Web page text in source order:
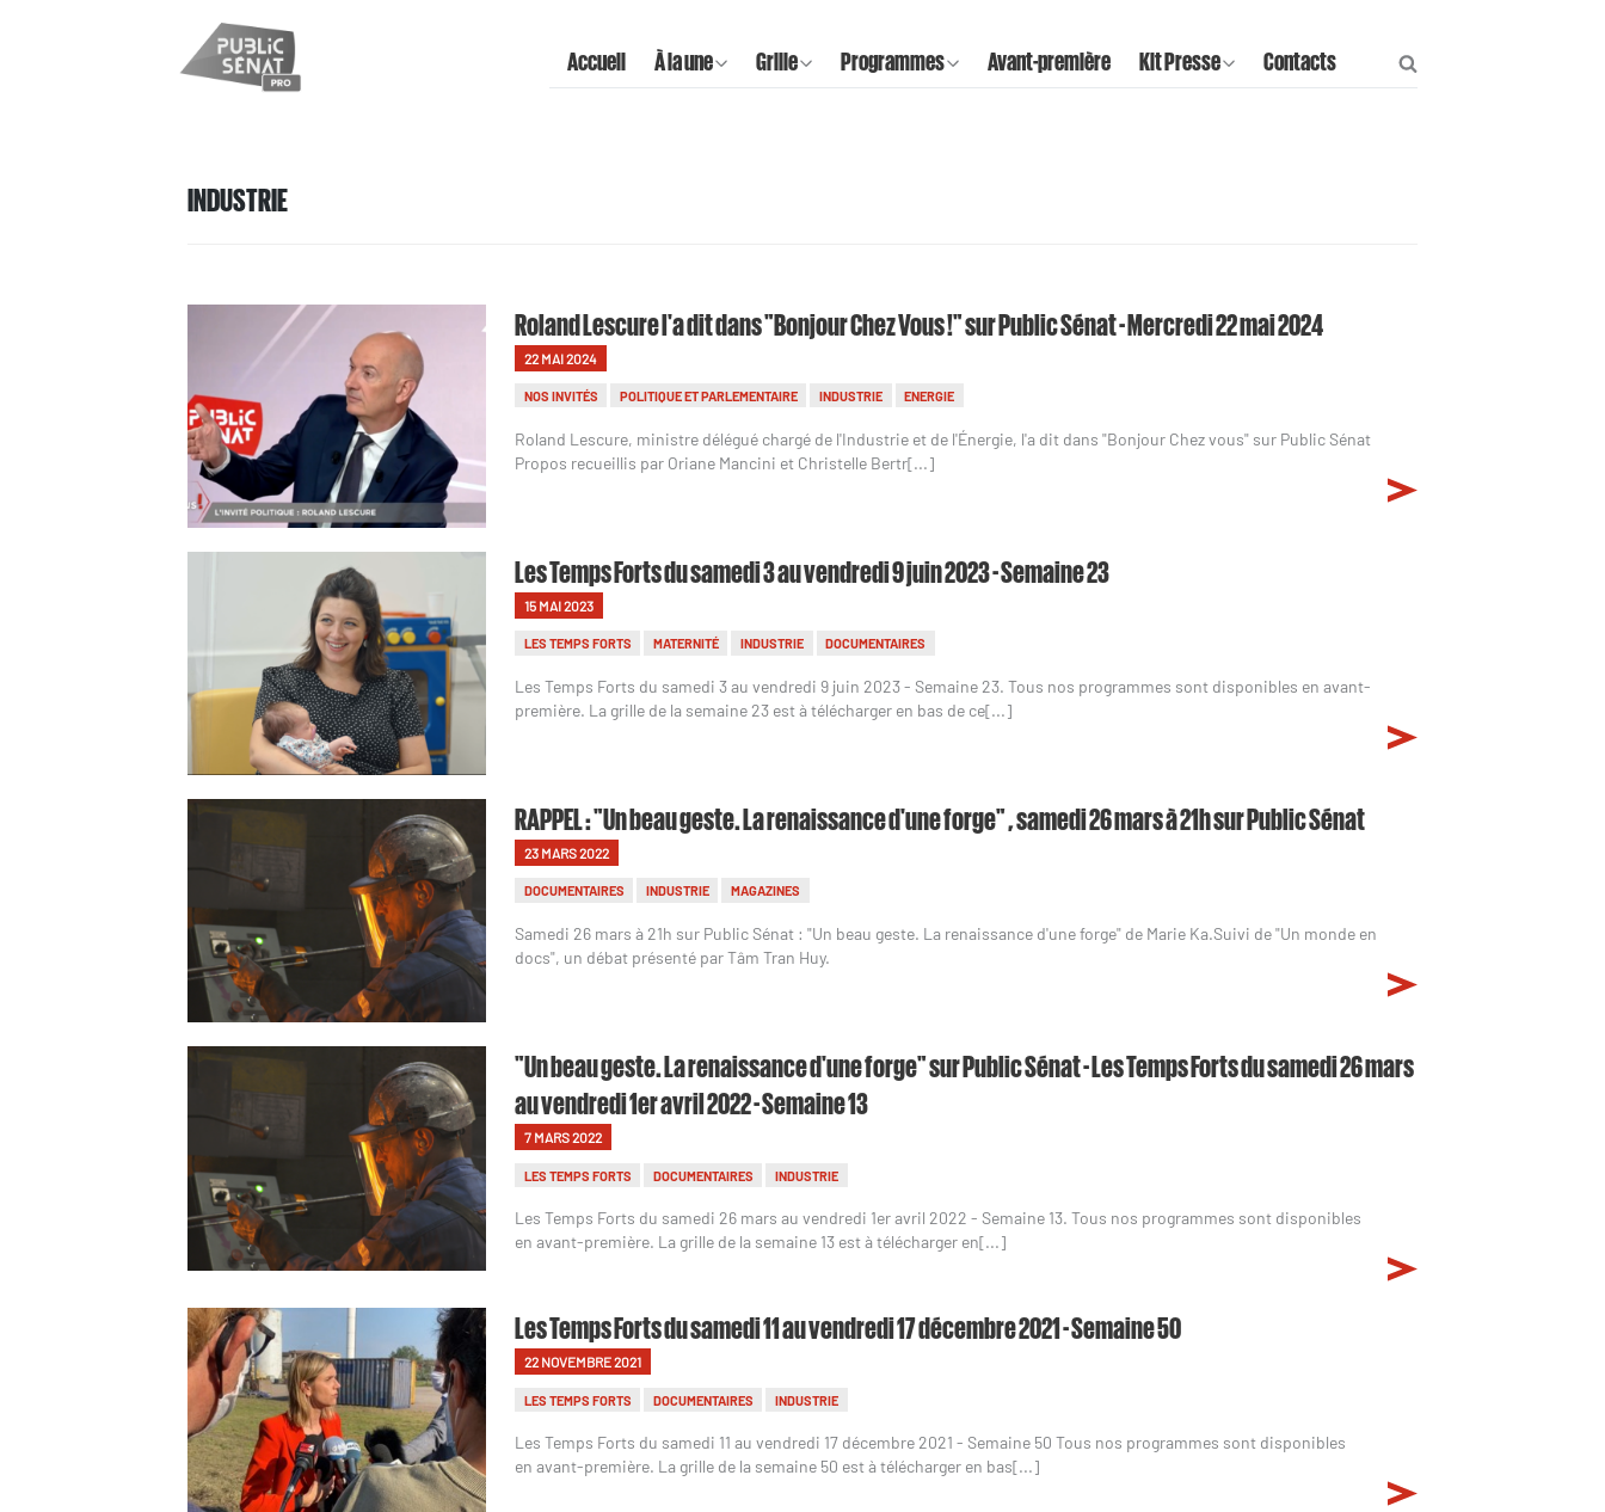
Accueil À la une Grille Programmes Avant-première Kit Presse Contacts
INDUSTRIE
Roland Lescure l'a dit dans "Bonjour Chez Vous !" sur Public Sénat - Mercredi 22 mai 2024
22 MAI 2024
NOS INVITÉS POLITIQUE ET PARLEMENTAIRE INDUSTRIE ENERGIE
Roland Lescure, ministre délégué chargé de l'Industrie et de l'Énergie, l'a dit dans "Bonjour Chez vous" sur Public Sénat
Propos recueillis par Oriane Mancini et Christelle Bertr[...]
Les Temps Forts du samedi 3 au vendredi 9 juin 2023 - Semaine 23
15 MAI 2023
LES TEMPS FORTS MATERNITÉ INDUSTRIE DOCUMENTAIRES
Les Temps Forts du samedi 3 au vendredi 9 juin 2023 - Semaine 23. Tous nos programmes sont disponibles en avant-
première. La grille de la semaine 23 est à télécharger en bas de ce[...]
RAPPEL : "Un beau geste. La renaissance d'une forge" , samedi 26 mars à 21h sur Public Sénat
23 MARS 2022
DOCUMENTAIRES INDUSTRIE MAGAZINES
Samedi 26 mars à 21h sur Public Sénat : "Un beau geste. La renaissance d'une forge" de Marie Ka.Suivi de "Un monde en
docs", un débat présenté par Tâm Tran Huy.
"Un beau geste. La renaissance d'une forge" sur Public Sénat - Les Temps Forts du samedi 26 mars
au vendredi 1er avril 2022 - Semaine 13
7 MARS 2022
LES TEMPS FORTS DOCUMENTAIRES INDUSTRIE
Les Temps Forts du samedi 26 mars au vendredi 1er avril 2022 - Semaine 13. Tous nos programmes sont disponibles
en avant-première. La grille de la semaine 13 est à télécharger en[...]
Les Temps Forts du samedi 11 au vendredi 17 décembre 2021 - Semaine 50
22 NOVEMBRE 2021
LES TEMPS FORTS DOCUMENTAIRES INDUSTRIE
Les Temps Forts du samedi 11 au vendredi 17 décembre 2021 - Semaine 50 Tous nos programmes sont disponibles
en avant-première. La grille de la semaine 50 est à télécharger en bas[...]